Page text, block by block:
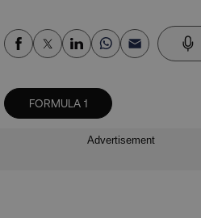
FORMULA 1
Advertisement